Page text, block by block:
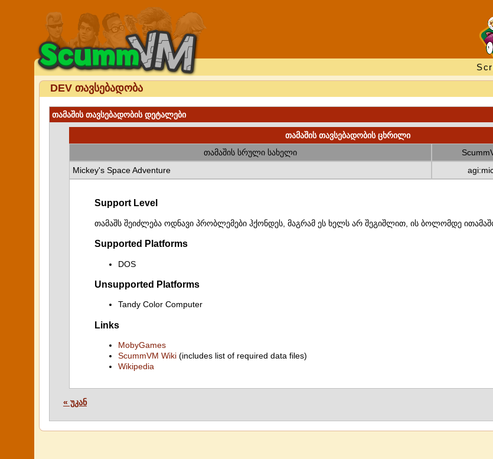
DEV თავსებადობა
თამაშის თავსებადობის დეტალები
თამაშის თავსებადობის ცხრილი
თამაშის სრული სახელი
Mickey's Space Adventure
Support Level
თამაშს შეიძლება ოდნავი პრობლემები ჰქონდეს, მაგრამ ეს ხელს არ შეგიშლით, ის ბოლომდე
Supported Platforms
DOS
Unsupported Platforms
Tandy Color Computer
Links
MobyGames
ScummVM Wiki (includes list of required data files)
Wikipedia
« უკან